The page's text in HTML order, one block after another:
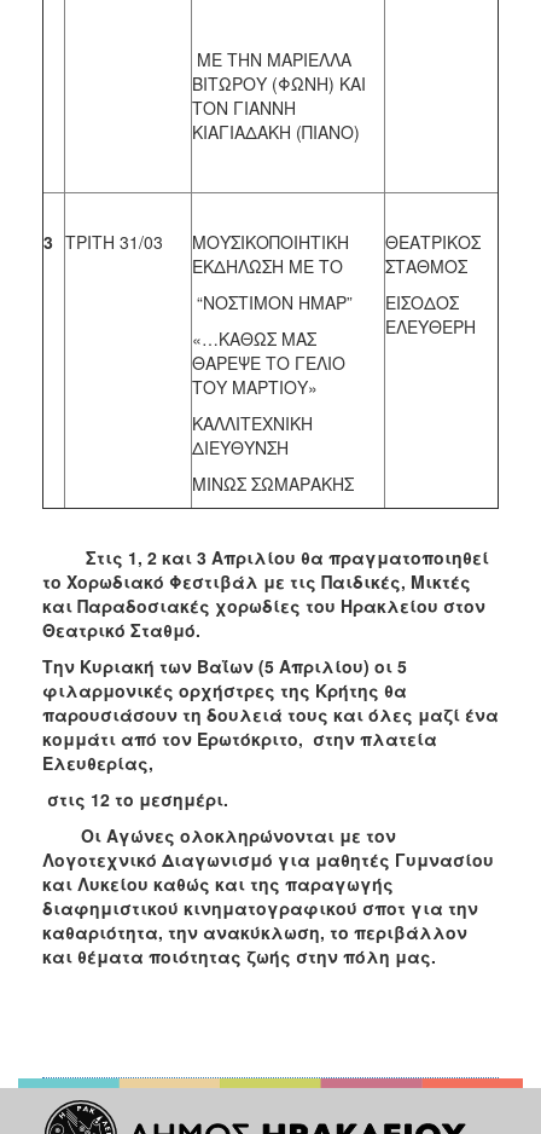
ΜΕ ΤΗΝ ΜΑΡΙΕΛΛΑ
ΒΙΤΩΡΟΥ (ΦΩΝΗ) ΚΑΙ
ΤΟΝ ΓΙΑΝΝΗ
ΚΙΑΓΙΑΔΑΚΗ (ΠΙΑΝΟ)
3 ΤΡΙΤΗ 31/03
ΜΟΥΣΙΚΟΠΟΙΗΤΙΚΗ
ΕΚΔΗΛΩΣΗ ΜΕ ΤΟ
“ΝΟΣΤΙΜΟΝ ΗΜΑΡ”
«…ΚΑΘΩΣ ΜΑΣ
ΘΑΡΕΨΕ ΤΟ ΓΕΛΙΟ
ΤΟΥ ΜΑΡΤΙΟΥ»
ΚΑΛΛΙΤΕΧΝΙΚΗ
ΔΙΕΥΘΥΝΣΗ
ΜΙΝΩΣ ΣΩΜΑΡΑΚΗΣ
ΘΕΑΤΡΙΚΟΣ
ΣΤΑΘΜΟΣ
ΕΙΣΟΔΟΣ
ΕΛΕΥΘΕΡΗ
Στις 1, 2 και 3 Απριλίου θα πραγματοποιηθεί
το Χορωδιακό Φεστιβάλ με τις Παιδικές, Μικτές
και Παραδοσιακές χορωδίες του Ηρακλείου στον
Θεατρικό Σταθμό.
Την Κυριακή των Βαΐων (5 Απριλίου) οι 5
φιλαρμονικές ορχήστρες της Κρήτης θα
παρουσιάσουν τη δουλειά τους και όλες μαζί ένα
κομμάτι από τον Ερωτόκριτο, στην πλατεία
Ελευθερίας,
στις 12 το μεσημέρι.
Οι Αγώνες ολοκληρώνονται με τον
Λογοτεχνικό Διαγωνισμό για μαθητές Γυμνασίου
και Λυκείου καθώς και της παραγωγής
διαφημιστικού κινηματογραφικού σποτ για την
καθαριότητα, την ανακύκλωση, το περιβάλλον
και θέματα ποιότητας ζωής στην πόλη μας.